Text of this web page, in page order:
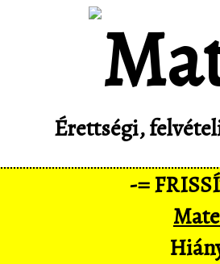
Érettségi,
-=